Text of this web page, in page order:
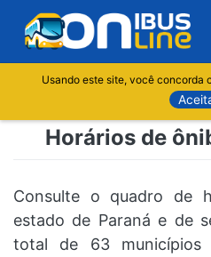
Usando este site, você concorda
Horários de
Consulte o quadro de
estado de Paraná e de
total de 63 municípios